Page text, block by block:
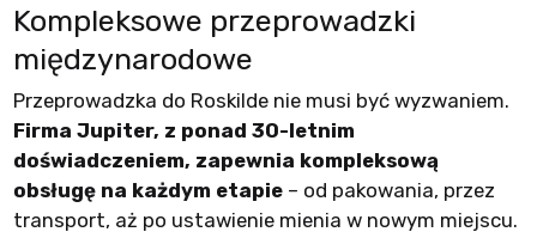
Kompleksowe przeprowadzki
międzynarodowe
Przeprowadzka do Roskilde nie musi być wyzwaniem.
Firma Jupiter, z ponad 30-letnim
doświadczeniem, zapewnia kompleksową
obsługę na każdym etapie– od pakowania, przez
transport, aż po ustawienie mienia w nowym miejscu.